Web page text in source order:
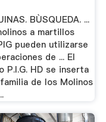
BÙSQUEDA. ...
a martillos
pueden utilizarse
de ... El
P.I.G. HD se inserta
de los Molinos